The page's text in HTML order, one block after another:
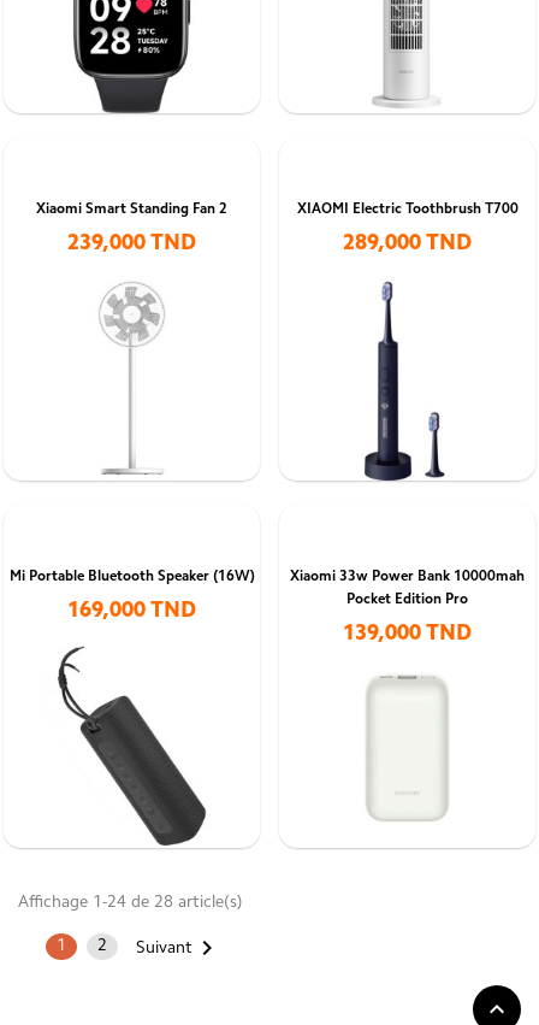
Xiaomi Smart Standing Fan 2
239,000 TND
XIAOMI Electric Toothbrush T700
289,000 TND
Mi Portable Bluetooth Speaker (16W)
169,000 TND
Xiaomi 33w Power Bank 10000mah
Pocket Edition Pro
139,000 TND
Affichage 1-24 de 28 article(s)
1 2 Suivant 
